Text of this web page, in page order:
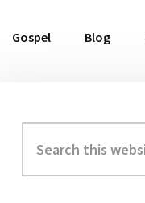
Gospel Blog
Primary
Sidebar
this
website